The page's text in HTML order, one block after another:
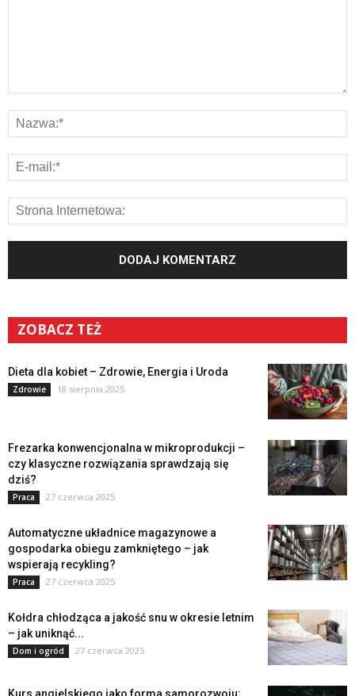
ZOBACZ TEŻ
Dieta dla kobiet – Zdrowie, Energia i Uroda
Zdrowie 18 sierpnia 2025
Frezarka konwencjonalna w mikroprodukcji –
czy klasyczne rozwiązania sprawdzają się
dziś?
Praca 27 czerwca 2025
Automatyczne układnice magazynowe a
gospodarka obiegu zamkniętego – jak
wspierają recykling?
Praca 27 czerwca 2025
Kołdra chłodząca a jakość snu w okresie letnim
– jak uniknąć...
Dom i ogród 27 czerwca 2025